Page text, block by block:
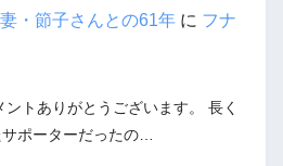
・節子さんとの61年に フナ
ントありがとうございます。 長く
ポーターだったの…